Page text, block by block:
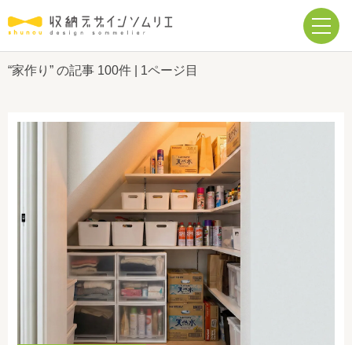
“家作り” の記事 100件 | 1ページ目